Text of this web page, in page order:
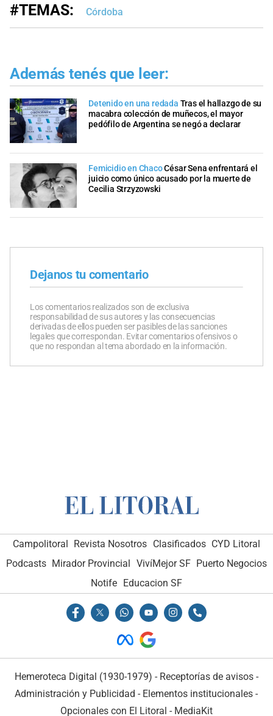
#TEMAS: Córdoba
Además tenés que leer:
Detenido en una redada Tras el hallazgo de su
macabra colección de muñecos, el mayor
pedófilo de Argentina se negó a declarar
Femicidio en ChacoCésar Sena enfrentará el
juicio como único acusado por la muerte de
Cecilia Strzyzowski
Dejanos tu comentario
Los comentarios realizados son de exclusiva
responsabilidad de sus autores y las consecuencias
derivadas de ellos pueden ser pasibles de las sanciones
legales que correspondan. Evitar comentarios ofensivos o
que no respondan al tema abordado en la información.
Campolitoral Revista Nosotros Clasificados CYD Litoral
Podcasts Mirador Provincial VivíMejor SF Puerto Negocios
Notife Educacion SF
Hemeroteca Digital (1930-1979) - Receptorías de avisos -
Administración y Publicidad - Elementos institucionales -
Opcionales con El Litoral - MediaKit